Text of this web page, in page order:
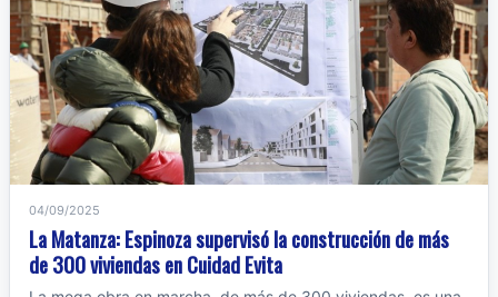
04/09/2025
La Matanza: Espinoza supervisó la construcción de más
de 300 viviendas en Cuidad Evita